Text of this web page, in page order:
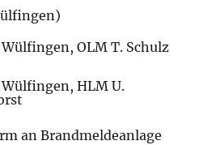
OLM T. Schulz
HLM U.
an Brandmeldeanlage